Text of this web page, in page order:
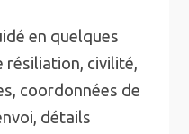
en quelques
résiliation, civilité,
coordonnées de
détails